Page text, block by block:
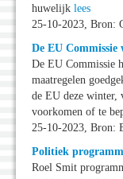
huwelijk lees
25-10-2023, Bron:
De EU Commissie
De EU Commissie
maatregelen
de EU deze winter,
voorkomen of te
25-10-2023, Bron:
Politiek
Roel Smit